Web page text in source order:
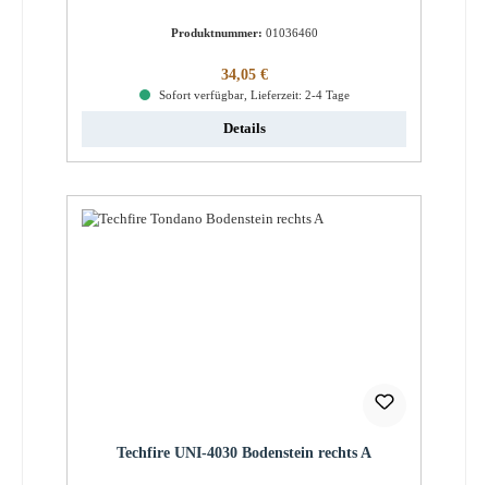
Produktnummer: 01036460
Regulärer Preis:
34,05 €
Sofort verfügbar, Lieferzeit: 2-4 Tage
Details
Techfire UNI-4030 Bodenstein rechts A